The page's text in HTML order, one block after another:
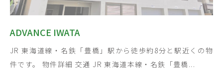
ADVANCE IWATA
JR 東海道線・名鉄「豊橋」駅から徒歩約8分と駅近くの物
件です。 物件詳細 交通 JR 東海道本線・名鉄「豊橋...